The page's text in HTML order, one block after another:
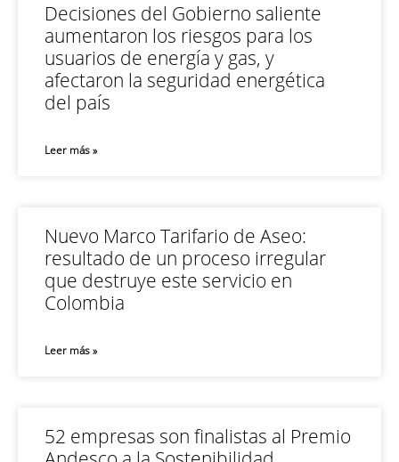
Decisiones del Gobierno saliente
aumentaron los riesgos para los
usuarios de energía y gas, y
afectaron la seguridad energética
del país
Leer más »
Nuevo Marco Tarifario de Aseo:
resultado de un proceso irregular
que destruye este servicio en
Colombia
Leer más »
52 empresas son finalistas al Premio